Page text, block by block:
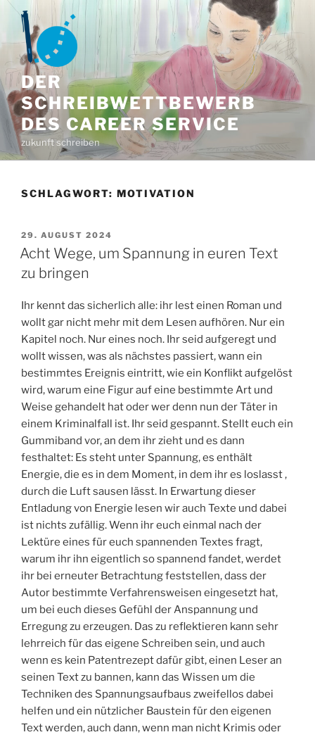
Zum
Inhalt
springen
DER
SCHREIBWETTBEWERB
DES CAREER SERVICE
zukunft schreiben
SCHLAGWORT: MOTIVATION
VERÖFFENTLICHT
AM
29. AUGUST 2024
Acht Wege, um Spannung in euren Text
zu bringen
Ihr kennt das sicherlich alle: ihr lest einen Roman und
wollt gar nicht mehr mit dem Lesen aufhören. Nur ein
Kapitel noch. Nur eines noch. Ihr seid aufgeregt und
wollt wissen, was als nächstes passiert, wann ein
bestimmtes Ereignis eintritt, wie ein Konflikt aufgelöst
wird, warum eine Figur auf eine bestimmte Art und
Weise gehandelt hat oder wer denn nun der Täter in
einem Kriminalfall ist. Ihr seid gespannt. Stellt euch ein
Gummiband vor, an dem ihr zieht und es dann
festhaltet: Es steht unter Spannung, es enthält
Energie, die es in dem Moment, in dem ihr es loslasst ,
durch die Luft sausen lässt. In Erwartung dieser
Entladung von Energie lesen wir auch Texte und dabei
ist nichts zufällig. Wenn ihr euch einmal nach der
Lektüre eines für euch spannenden Textes fragt,
warum ihr ihn eigentlich so spannend fandet, werdet
ihr bei erneuter Betrachtung feststellen, dass der
Autor bestimmte Verfahrensweisen eingesetzt hat,
um bei euch dieses Gefühl der Anspannung und
Erregung zu erzeugen. Das zu reflektieren kann sehr
lehrreich für das eigene Schreiben sein, und auch
wenn es kein Patentrezept dafür gibt, einen Leser an
seinen Text zu bannen, kann das Wissen um die
Techniken des Spannungsaufbaus zweifellos dabei
helfen und ein nützlicher Baustein für den eigenen
Text werden, auch dann, wenn man nicht Krimis oder